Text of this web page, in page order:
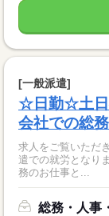
[一般派遣]
☆日勤☆土
会社での総
求人をご覧いただきあ
遣での就労となります。 【具体的な業務内容】 大手
務のお仕事と...
総務・人事